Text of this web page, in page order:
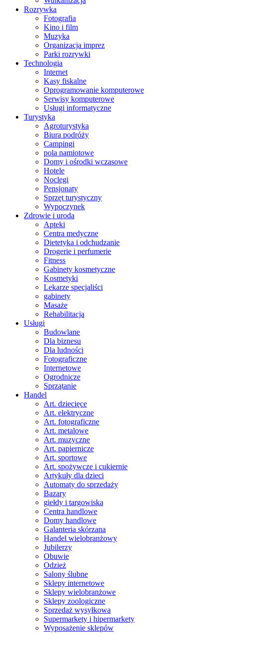
Rozrywka
Fotografia
Kino i film
Muzyka
Organizacja imprez
Parki rozrywki
Technologia
Internet
Kasy fiskalne
Oprogramowanie komputerowe
Serwisy komputerowe
Usługi informatyczne
Turystyka
Agroturystyka
Biura podróży
Campingi
pola namiotowe
Domy i ośrodki wczasowe
Hotele
Noclegi
Pensjonaty
Sprzęt turystyczny
Wypoczynek
Zdrowie i uroda
Apteki
Centra medyczne
Dietetyka i odchudzanie
Drogerie i perfumerie
Fitness
Gabinety kosmetyczne
Kosmetyki
Lekarze specjaliści
gabinety
Masaże
Rehabilitacja
Usługi
Budowlane
Dla biznesu
Dla ludności
Fotograficzne
Internetowe
Ogrodnicze
Sprzątanie
Handel
Art. dziecięce
Art. elektryczne
Art. fotograficzne
Art. metalowe
Art. muzyczne
Art. papiernicze
Art. sportowe
Art. spożywcze i cukiernie
Artykuły dla dzieci
Automaty do sprzedaży
Bazary
giełdy i targowiska
Centra handlowe
Domy handlowe
Galanteria skórzana
Handel wielobranżowy
Jubilerzy
Obuwie
Odzież
Salony ślubne
Sklepy internetowe
Sklepy wielobranżowe
Sklepy zoologiczne
Sprzedaż wysyłkowa
Supermarkety i hipermarkety
Wyposażenie sklepów